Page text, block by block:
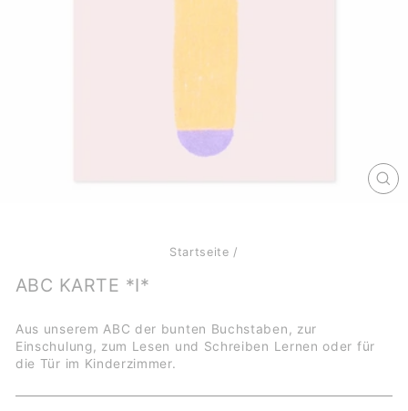
Startseite /
ABC KARTE *I*
Aus unserem ABC der bunten Buchstaben, zur
Einschulung, zum Lesen und Schreiben Lernen oder für
die Tür im Kinderzimmer.